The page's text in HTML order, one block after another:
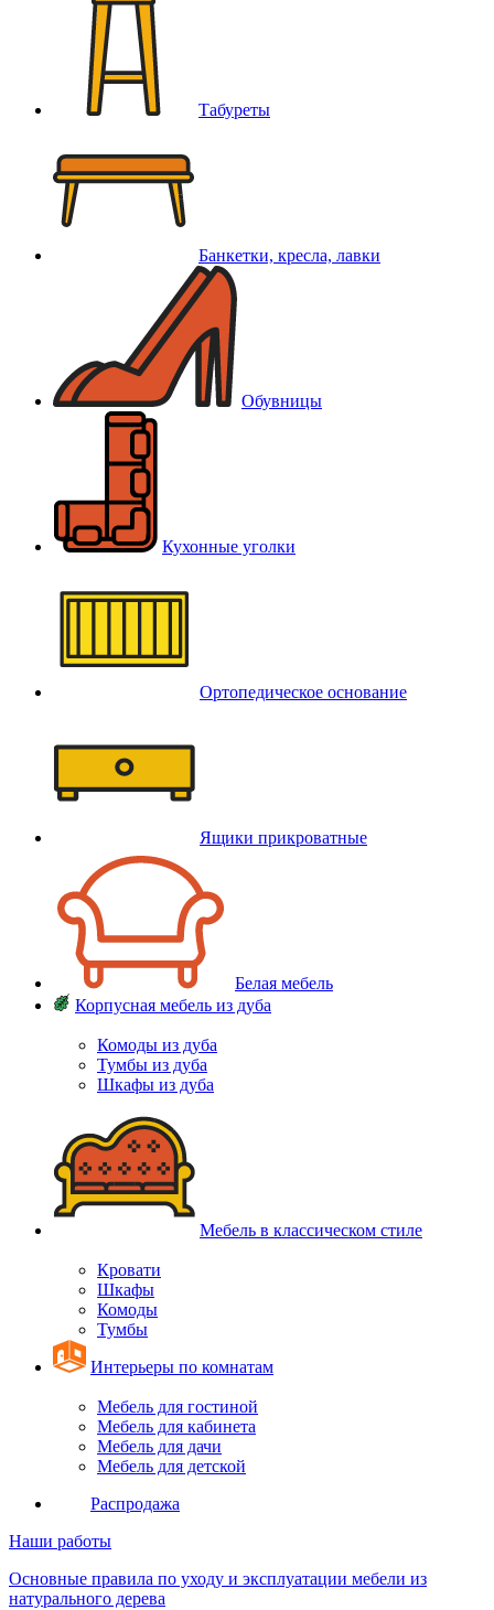
Табуреты
Банкетки, кресла, лавки
Обувницы
Кухонные уголки
Ортопедическое основание
Ящики прикроватные
Белая мебель
Корпусная мебель из дуба
Комоды из дуба
Тумбы из дуба
Шкафы из дуба
Мебель в классическом стиле
Кровати
Шкафы
Комоды
Тумбы
Интерьеры по комнатам
Мебель для гостиной
Мебель для кабинета
Мебель для дачи
Мебель для детской
Распродажа
Наши работы
Основные правила по уходу и эксплуатации мебели из
натурального дерева